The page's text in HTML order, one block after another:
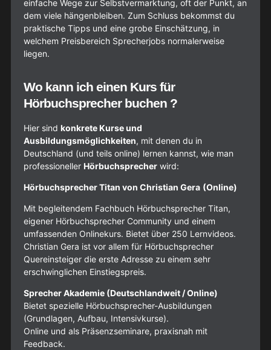
einfache Wege zur Selbstvermarktung, oft der Punkt, an
dem viele hängenbleiben. Zum Schluss bekommst du
praktische Tipps und eine grobe Einschätzung, in
welchem Preisbereich Sprecherjobs normalerweise
liegen.
Wo kann ich einen Kurs für
Hörbuchsprecher buchen ?
Hier sind konkrete Kurse und
Ausbildungsmöglichkeiten, mit denen du in
Deutschland (und teils online) lernen kannst, wie man
professioneller Hörbuchsprecher wird:
Hörbuchsprecher Titan von Christian Gera (Online)
Mit begleitendem Fachbuch Hörbuchsprecher Titan,
eigener Hörbuchsprecher Community und einem
umfassenden Onlinekurs. Bietet über 250 Lernvideos.
Christian Gera ist vor allem für Hörbuchsprecher
Quereinsteiger die erste Adresse zu einem sehr
erschwinglichen Einstiegspreis.
Sprecher Akademie (Deutschlandweit / Online)
Bietet spezielle Hörbuchsprecher-Ausbildungen
(Grundlagen, Aufbau, Intensivkurse).
Online und als Präsenzseminare, praxisnah mit
Feedback.